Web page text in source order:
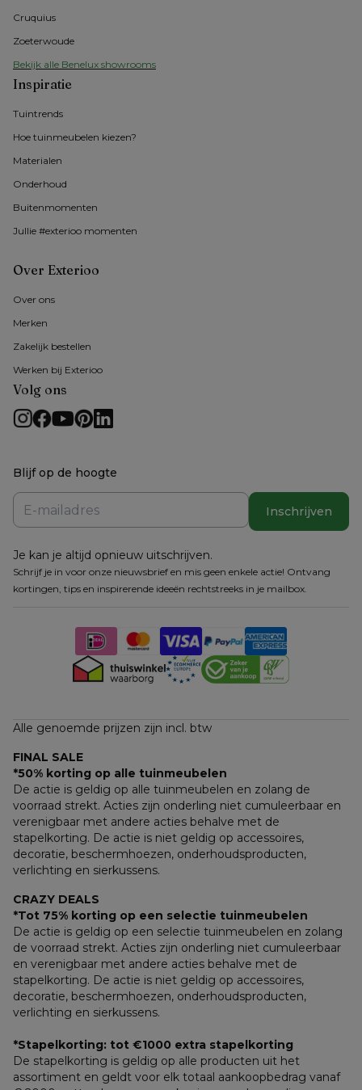
Cruquius
Zoeterwoude
Bekijk alle Benelux showrooms
Inspiratie
Tuintrends
Hoe tuinmeubelen kiezen?
Materialen
Onderhoud
Buitenmomenten
Jullie #exterioo momenten
Over Exterioo
Over ons
Merken
Zakelijk bestellen
Werken bij Exterioo
Volg ons
Blijf op de hoogte
Inschrijven
Je kan je altijd opnieuw uitschrijven.
Schrijf je in voor onze nieuwsbrief en mis geen enkele actie! Ontvang
kortingen, tips en inspirerende ideeën rechtstreeks in je mailbox.
Alle genoemde prijzen zijn incl. btw
FINAL SALE
*50% korting op alle tuinmeubelen
De actie is geldig op alle tuinmeubelen en zolang de
voorraad strekt. Acties zijn onderling niet cumuleerbaar en
verenigbaar met andere acties behalve met de
stapelkorting. De actie is niet geldig op accessoires,
decoratie, beschermhoezen, onderhoudsproducten,
verlichting en sierkussens.
CRAZY DEALS
*Tot 75% korting op een selectie tuinmeubelen
De actie is geldig op een selectie tuinmeubelen en zolang
de voorraad strekt. Acties zijn onderling niet cumuleerbaar
en verenigbaar met andere acties behalve met de
stapelkorting. De actie is niet geldig op accessoires,
decoratie, beschermhoezen, onderhoudsproducten,
verlichting en sierkussens.
*Stapelkorting: tot €1000 extra stapelkorting
De stapelkorting is geldig op alle producten uit het
assortiment en geldt voor elk totaal aankoopbedrag vanaf